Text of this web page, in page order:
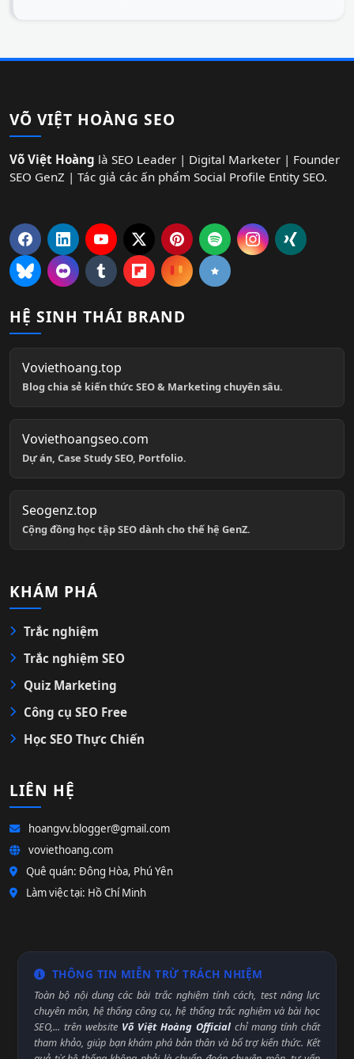
VÕ VIỆT HOÀNG SEO
Võ Việt Hoàng là SEO Leader | Digital Marketer | Founder
SEO GenZ | Tác giả các ấn phẩm Social Profile Entity SEO.
HỆ SINH THÁI BRAND
Voviethoang.top
Blog chia sẻ kiến thức SEO & Marketing chuyên sâu.
Voviethoangseo.com
Dự án, Case Study SEO, Portfolio.
Seogenz.top
Cộng đồng học tập SEO dành cho thế hệ GenZ.
KHÁM PHÁ
Trắc nghiệm
Trắc nghiệm SEO
Quiz Marketing
Công cụ SEO Free
Học SEO Thực Chiến
LIÊN HỆ
hoangvv.blogger@gmail.com
voviethoang.com
Quê quán: Đông Hòa, Phú Yên
Làm việc tại: Hồ Chí Minh
THÔNG TIN MIỄN TRỪ TRÁCH NHIỆM
Toàn bộ nội dung các bài trắc nghiệm tính cách, test năng lực
chuyên môn, hệ thống công cụ, hệ thống trắc nghiệm và bài học
SEO,... trên website Võ Việt Hoàng Official chỉ mang tính chất
tham khảo, giúp bạn khám phá bản thân và bổ trợ kiến thức. Kết